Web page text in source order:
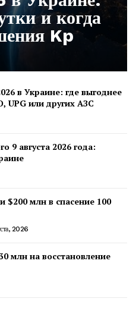
и когда
Kp
в Украине: где выгоднее
UPG или других АЗС
9 августа 2026 года:
$200 млн в спасение 100
2026
млн на восстановление